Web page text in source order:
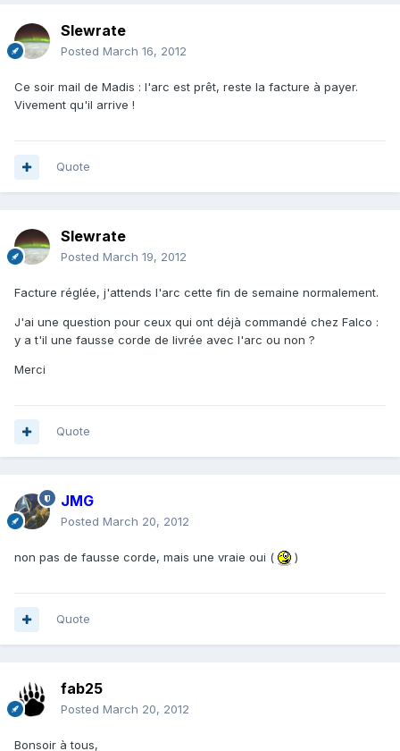
Slewrate
Posted March 16, 2012
Ce soir mail de Madis : l'arc est prêt, reste la facture à payer.
Vivement qu'il arrive !
Quote
Slewrate
Posted March 19, 2012
Facture réglée, j'attends l'arc cette fin de semaine normalement.
J'ai une question pour ceux qui ont déjà commandé chez Falco :
y a t'il une fausse corde de livrée avec l'arc ou non ?
Merci
Quote
JMG
Posted March 20, 2012
non pas de fausse corde, mais une vraie oui ( )
Quote
fab25
Posted March 20, 2012
Bonsoir à tous,